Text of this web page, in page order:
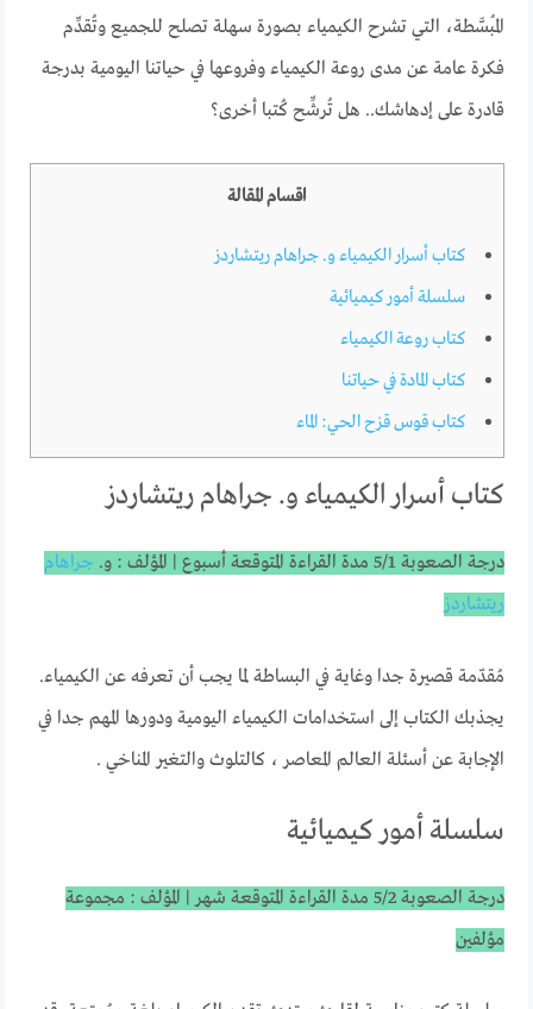
المُبسَّطة، التي تشرح الكيمياء بصورة سهلة تصلح للجميع وتُقدِّم
فكرة عامة عن مدى روعة الكيمياء وفروعها في حياتنا اليومية بدرجة
قادرة على إدهاشك.. هل تُرشِّح كُتبا أخرى؟
اقسام المقالة
كتاب أسرار الكيمياء و. جراهام ريتشاردز
سلسلة أمور كيميائية
كتاب روعة الكيمياء
كتاب المادة في حياتنا
كتاب قوس قزح الحي: الماء
كتاب أسرار الكيمياء و. جراهام ريتشاردز
درجة الصعوبة 5/1 مدة القراءة المتوقعة أسبوع | المؤلف : و.
جراهام
ريتشاردز
مُقدّمة قصيرة جدا وغاية في البساطة لما يجب أن تعرفه عن الكيمياء.
يجذبك الكتاب إلى استخدامات الكيمياء اليومية ودورها المهم جدا في
الإجابة عن أسئلة العالم المعاصر ، كالتلوث والتغير المناخي .
سلسلة أمور كيميائية
درجة الصعوبة 5/2 مدة القراءة المتوقعة شهر | المؤلف : مجموعة
مؤلفين